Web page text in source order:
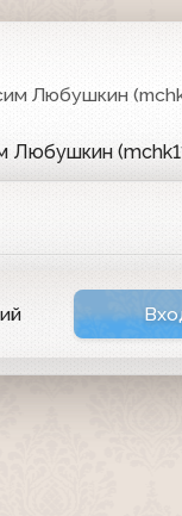
Любушкин
Любушкин